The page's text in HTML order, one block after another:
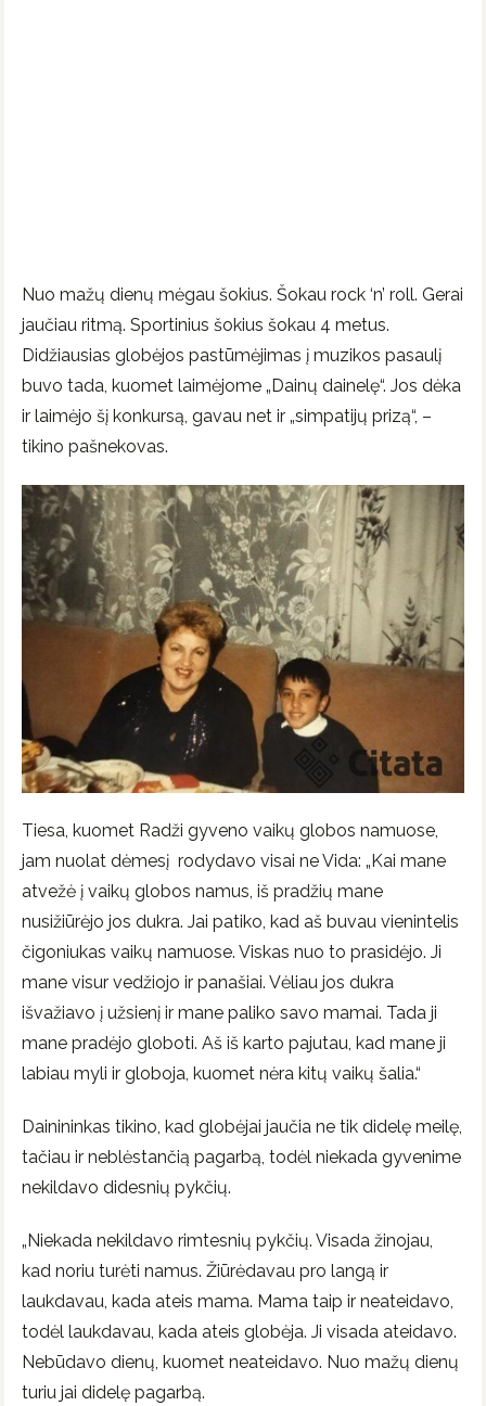
Nuo mažų dienų mėgau šokius. Šokau rock ‘n’ roll. Gerai
jaučiau ritmą. Sportinius šokius šokau 4 metus.
Didžiausias globėjos pastūmėjimas į muzikos pasaulį
buvo tada, kuomet laimėjome „Dainų dainelę“. Jos dėka
ir laimėjo šį konkursą, gavau net ir „simpatijų prizą“, –
tikino pašnekovas.
Tiesa, kuomet Radži gyveno vaikų globos namuose,
jam nuolat dėmesį rodydavo visai ne Vida: „Kai mane
atvežė į vaikų globos namus, iš pradžių mane
nusižiūrėjo jos dukra. Jai patiko, kad aš buvau vienintelis
čigoniukas vaikų namuose. Viskas nuo to prasidėjo. Ji
mane visur vedžiojo ir panašiai. Vėliau jos dukra
išvažiavo į užsienį ir mane paliko savo mamai. Tada ji
mane pradėjo globoti. Aš iš karto pajutau, kad mane ji
labiau myli ir globoja, kuomet nėra kitų vaikų šalia.“
Dainininkas tikino, kad globėjai jaučia ne tik didelę meilę,
tačiau ir neblėstančią pagarbą, todėl niekada gyvenime
nekildavo didesnių pykčių.
„Niekada nekildavo rimtesnių pykčių. Visada žinojau,
kad noriu turėti namus. Žiūrėdavau pro langą ir
laukdavau, kada ateis mama. Mama taip ir neateidavo,
todėl laukdavau, kada ateis globėja. Ji visada ateidavo.
Nebūdavo dienų, kuomet neateidavo. Nuo mažų dienų
turiu jai didelę pagarbą.